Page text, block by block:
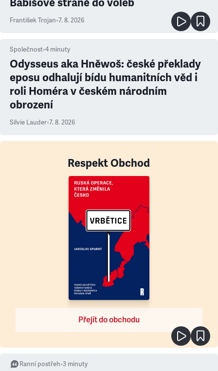
Babišově straně do voleb
František Trojan•7. 8. 2026
Společnost•4 minuty
Odysseus aka Hněwoš: české překlady
eposu odhalují bídu humanitních věd i
roli Homéra v českém národním
obrození
Silvie Lauder•7. 8. 2026
Respekt Obchod
Přejít do obchodu
Ranní postřeh•3 minuty